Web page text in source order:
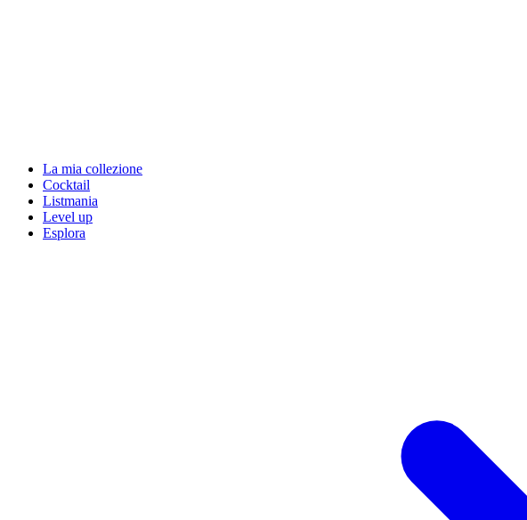
La mia collezione
Cocktail
Listmania
Level up
Esplora